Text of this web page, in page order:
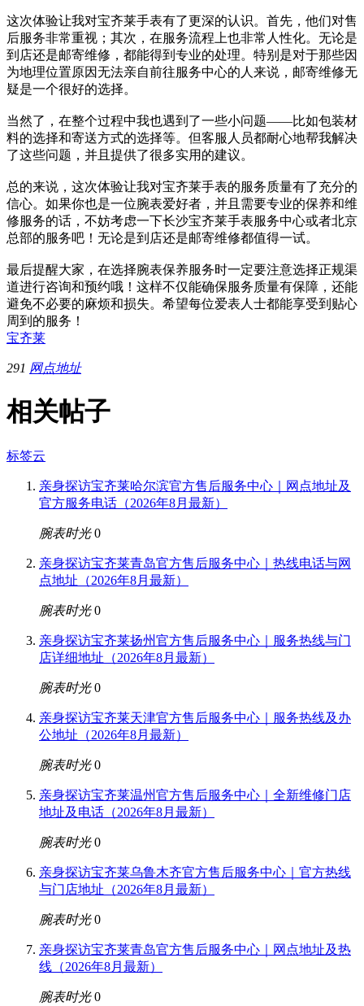
这次体验让我对宝齐莱手表有了更深的认识。首先，他们对售
后服务非常重视；其次，在服务流程上也非常人性化。无论是
到店还是邮寄维修，都能得到专业的处理。特别是对于那些因
为地理位置原因无法亲自前往服务中心的人来说，邮寄维修无
疑是一个很好的选择。
当然了，在整个过程中我也遇到了一些小问题——比如包装材
料的选择和寄送方式的选择等。但客服人员都耐心地帮我解决
了这些问题，并且提供了很多实用的建议。
总的来说，这次体验让我对宝齐莱手表的服务质量有了充分的
信心。如果你也是一位腕表爱好者，并且需要专业的保养和维
修服务的话，不妨考虑一下长沙宝齐莱手表服务中心或者北京
总部的服务吧！无论是到店还是邮寄维修都值得一试。
最后提醒大家，在选择腕表保养服务时一定要注意选择正规渠
道进行咨询和预约哦！这样不仅能确保服务质量有保障，还能
避免不必要的麻烦和损失。希望每位爱表人士都能享受到贴心
周到的服务！
宝齐莱
291 网点地址
相关帖子
标签云
亲身探访宝齐莱哈尔滨官方售后服务中心｜网点地址及
官方服务电话（2026年8月最新）
腕表时光 0
亲身探访宝齐莱青岛官方售后服务中心｜热线电话与网
点地址（2026年8月最新）
腕表时光 0
亲身探访宝齐莱扬州官方售后服务中心｜服务热线与门
店详细地址（2026年8月最新）
腕表时光 0
亲身探访宝齐莱天津官方售后服务中心｜服务热线及办
公地址（2026年8月最新）
腕表时光 0
亲身探访宝齐莱温州官方售后服务中心｜全新维修门店
地址及电话（2026年8月最新）
腕表时光 0
亲身探访宝齐莱乌鲁木齐官方售后服务中心｜官方热线
与门店地址（2026年8月最新）
腕表时光 0
亲身探访宝齐莱青岛官方售后服务中心｜网点地址及热
线（2026年8月最新）
腕表时光 0